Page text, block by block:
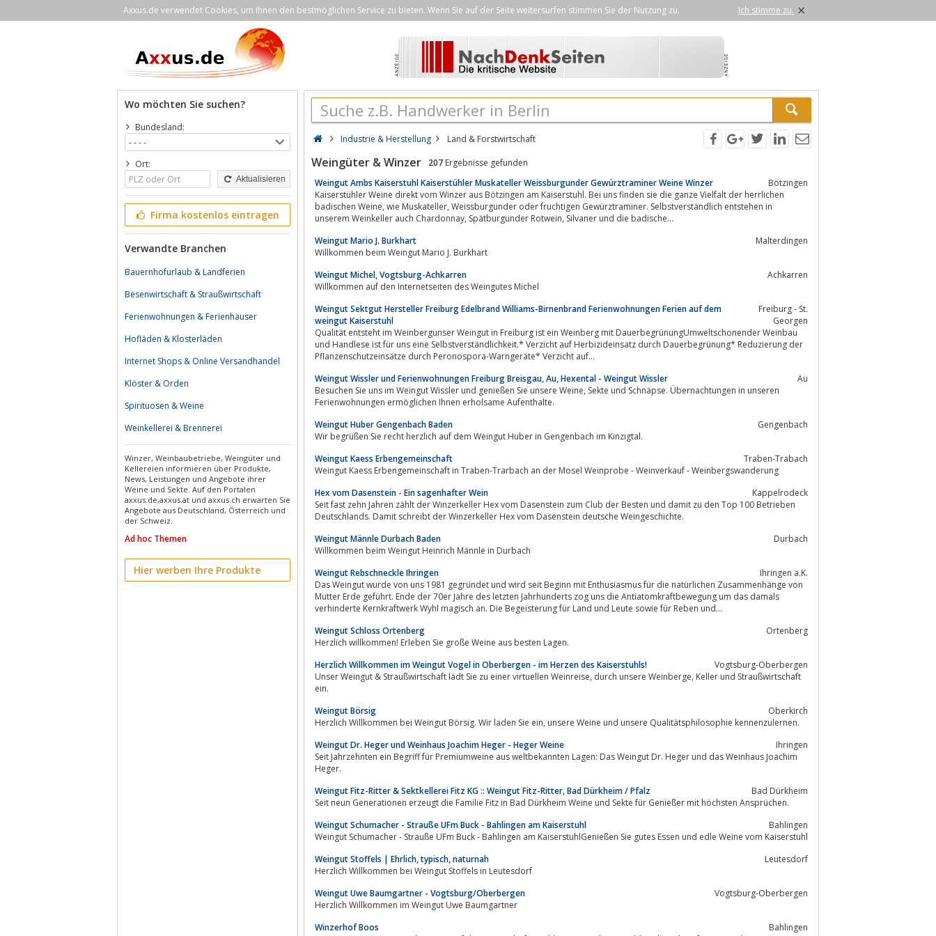
Axxus.de verwendet Cookies, um Ihnen den bestmöglichen Service zu bieten. Wenn Sie auf der Seite weitersurfen stimmen Sie der Nutzung zu. Ich stimme zu. ×
Wo möchten Sie suchen?
Bundesland:
Ort:
Aktualisieren
Firma kostenlos eintragen
Verwandte Branchen
Bauernhofurlaub & Landferien
Besenwirtschaft & Straußwirtschaft
Ferienwohnungen & Ferienhäuser
Hofläden & Klosterläden
Internet Shops & Online Versandhandel
Klöster & Orden
Spirituosen & Weine
Weinkellerei & Brennerei
Winzer, Weinbaubetriebe, Weingüter und
Kellereien informieren über Produkte,
News, Leistungen und Angebote ihrer
Weine und Sekte. Auf den Portalen
axxus.de,axxus.at und axxus.ch erwarten Sie
Angebote aus Deutschland, Österreich und
der Schweiz.
Ad hoc Themen
Hier werben Ihre Produkte
Industrie & Herstellung Land & Forstwirtschaft
Weingüter & Winzer 207 Ergebnisse gefunden
Weingut Ambs Kaiserstuhl Kaiserstühler Muskateller Weissburgunder Gewürztraminer Weine Winzer
Bötzingen
Kaiserstühler Weine direkt vom Winzer aus Bötzingen am Kaiserstuhl. Bei uns finden sie die ganze Vielfalt der herrlichen
badischen Weine, wie Muskateller, Weissburgunder oder fruchtigen Gewürztraminer. Selbstverständlich entstehen in
unserem Weinkeller auch Chardonnay, Spätburgunder Rotwein, Silvaner und die badische...
Weingut Mario J. Burkhart
Malterdingen
Willkommen beim Weingut Mario J. Burkhart
Weingut Michel, Vogtsburg-Achkarren
Achkarren
Willkommen auf den Internetseiten des Weingutes Michel
Weingut Sektgut Hersteller Freiburg Edelbrand Williams-Birnenbrand Ferienwohnungen Ferien auf dem
weingut Kaiserstuhl
Freiburg - St.
Georgen
Qualität entsteht im Weinbergunser Weingut in Freiburg ist ein Weinberg mit DauerbegrünungUmweltschonender Weinbau
und Handlese ist für uns eine Selbstverständlichkeit.* Verzicht auf Herbizideinsatz durch Dauerbegrünung* Reduzierung der
Pflanzenschutzeinsätze durch Peronospora-Warngeräte* Verzicht auf...
Weingut Wissler und Ferienwohnungen Freiburg Breisgau, Au, Hexental - Weingut Wissler
Au
Besuchen Sie uns im Weingut Wissler und genießen Sie unsere Weine, Sekte und Schnäpse. Übernachtungen in unseren
Ferienwohnungen ermöglichen Ihnen erholsame Aufenthalte.
Weingut Huber Gengenbach Baden
Gengenbach
Wir begrüßen Sie recht herzlich auf dem Weingut Huber in Gengenbach im Kinzigtal.
Weingut Kaess Erbengemeinschaft
Traben-Trabach
Weingut Kaess Erbengemeinschaft in Traben-Trarbach an der Mosel Weinprobe - Weinverkauf - Weinbergswanderung
Hex vom Dasenstein - Ein sagenhafter Wein
Kappelrodeck
Seit fast zehn Jahren zählt der Winzerkeller Hex vom Dasenstein zum Club der Besten und damit zu den Top 100 Betrieben
Deutschlands. Damit schreibt der Winzerkeller Hex vom Dasenstein deutsche Weingeschichte.
Weingut Männle Durbach Baden
Durbach
Willkommen beim Weingut Heinrich Männle in Durbach
Weingut Rebschneckle Ihringen
Ihringen a.K.
Das Weingut wurde von uns 1981 gegründet und wird seit Beginn mit Enthusiasmus für die natürlichen Zusammenhänge von
Mutter Erde geführt. Ende der 70er Jahre des letzten Jahrhunderts zog uns die Antiatomkraftbewegung um das damals
verhinderte Kernkraftwerk Wyhl magisch an. Die Begeisterung für Land und Leute sowie für Reben und...
Weingut Schloss Ortenberg
Ortenberg
Herzlich willkommen! Erleben Sie große Weine aus besten Lagen.
Herzlich Willkommen im Weingut Vogel in Oberbergen - im Herzen des Kaiserstuhls!
Vogtsburg-Oberbergen
Unser Weingut & Straußwirtschaft lädt Sie zu einer virtuellen Weinreise, durch unsere Weinberge, Keller und Straußwirtschaft
ein.
Weingut Börsig
Oberkirch
Herzlich Willkommen bei Weingut Börsig. Wir laden Sie ein, unsere Weine und unsere Qualitätsphilosophie kennenzulernen.
Weingut Dr. Heger und Weinhaus Joachim Heger - Heger Weine
Ihringen
Seit Jahrzehnten ein Begriff für Premiumweine aus weltbekannten Lagen: Das Weingut Dr. Heger und das Weinhaus Joachim
Heger.
Weingut Fitz-Ritter & Sektkellerei Fitz KG :: Weingut Fitz-Ritter, Bad Dürkheim / Pfalz
Bad Dürkheim
Seit neun Generationen erzeugt die Familie Fitz in Bad Dürkheim Weine und Sekte für Genießer mit höchsten Ansprüchen.
Weingut Schumacher - Strauße UFm Buck - Bahlingen am Kaiserstuhl
Bahlingen
Weingut Schumacher - Strauße UFm Buck - Bahlingen am KaiserstuhlGenießen Sie gutes Essen und edle Weine vom Kaiserstuhl
Weingut Stoffels | Ehrlich, typisch, naturnah
Leutesdorf
Herzlich Willkommen bei Weingut Stoffels in Leutesdorf
Weingut Uwe Baumgartner - Vogtsburg/Oberbergen
Vogtsburg-Oberbergen
Herzlich Willkommen im Weingut Uwe Baumgartner
Winzerhof Boos
Bahlingen